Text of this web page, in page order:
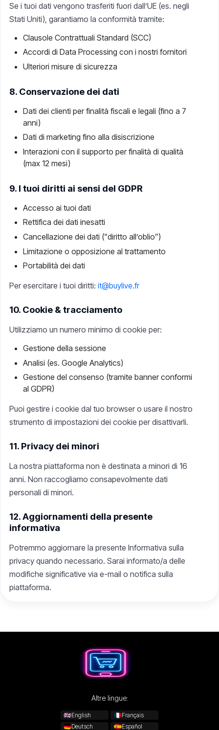
Se i tuoi dati vengono trasferiti fuori dall’UE (es. negli
Stati Uniti), garantiamo la conformità tramite:
Clausole Contrattuali Standard (SCC)
Accordi di Data Processing con i nostri fornitori
Ulteriori misure di sicurezza
8. Conservazione dei dati
Dati dei clienti per finalità fiscali e legali (fino a 7
anni)
Dati di marketing fino alla disiscrizione
Interazioni con il supporto per finalità di qualità
(max 12 mesi)
9. I tuoi diritti ai sensi del GDPR
Accesso ai tuoi dati
Rettifica dei dati inesatti
Cancellazione dei dati (“diritto all’oblio”)
Limitazione o opposizione al trattamento
Portabilità dei dati
Per esercitare i tuoi diritti: it@buylive.fr
10. Cookie & tracciamento
Utilizziamo un numero minimo di cookie per:
Gestione della sessione
Analisi (es. Google Analytics)
Gestione del consenso (tramite banner conformi
al GDPR)
Puoi gestire i cookie dal tuo browser o usare il nostro
strumento di impostazioni dei cookie per disattivarli.
11. Privacy dei minori
La nostra piattaforma non è destinata a minori di 16
anni. Non raccogliamo consapevolmente dati
personali di minori.
12. Aggiornamenti della presente
informativa
Potremmo aggiornare la presente Informativa sulla
privacy quando necessario. Sarai informato/a delle
modifiche significative via e-mail o notifica sulla
piattaforma.
Altre lingue:
English
Français
Deutsch
Español